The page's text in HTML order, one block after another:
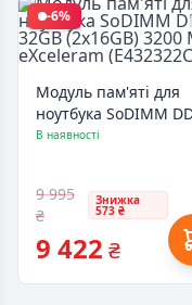
-6%
Модуль пам'яті для
ноутбука SoDIMM
32GB (2x16GB) 3200
В наявності
9 995
₴
Знижка
573 ₴
9 422 ₴